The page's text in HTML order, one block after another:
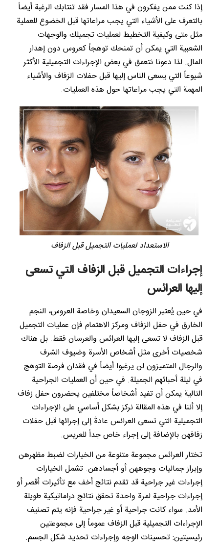
إذا كنت ممن يفكرون في هذا المسار فقد تنتابك الرغبة أيضاً
بالتعرف على الأشياء التي يجب مراعاتها قبل الخضوع للعملية
مثل متى وكيفية التخطيط لعمليات تجميلك والوجهات
الشعبية التي يمكن أن تمنحك توهجاً كعروس دون إهدار
المال. لذا دعونا نتعمق في بعض الإجراءات التجميلية الأكثر
شيوعاً التي يسعى الناس إليها قبل حفلات الزفاف والأشياء
المهمة التي يجب مراعاتها حول هذه العمليات.
الاستعداد لعمليات التجميل قبل الزفاف
إجراءات التجميل قبل الزفاف التي تسعى
إليها العرائس
في حين يُعتبر الزوجان السعيدان وخاصة العروس، النجم
الخارق في حفل الزفاف ومركز الاهتمام فإن عمليات التجميل
قبل الزفاف لا تسعى إليها العرائس والعرسان فقط. بل هناك
شخصيات أخرى مثل أشخاص الأسرة وضيوف الشرف
والرجال المتميزون لن يرغبوا أيضاً في فقدان فرصة التوهج
في ليلة أحبائهم الجميلة. في حين أن العمليات الجراحية
التالية يمكن أن تفيد أشخاصاً مختلفين يحضرون حفل زفاف
إلا أننا في هذه المقالة نركز بشكل أساسي على الإجراءات
التجميلية التي تسعى العرائس عادةً إلى إجرائها قبل حفلات
زفافهن بالإضافة إلى إجراء خاص جداً للعريس.
تختار العرائس مجموعة متنوعة من الخيارات لضبط مظهرهن
وإبراز جماليات وجوههن أو أجسادهن. تشمل الخيارات
إجراءات غير جراحية قد تقدم نتائج أخف مع تأثيرات أقصر أو
إجراءات جراحية لمرة واحدة تحقق نتائج دراماتيكية طويلة
الأمد. سواء كانت جراحية أو غير جراحية فإنه يتم تصنيف
الإجراءات التجميلية قبل الزفاف عموماً إلى مجموعتين
رئيسيتين: تحسينات الوجه وإجراءات تحديد شكل الجسم.